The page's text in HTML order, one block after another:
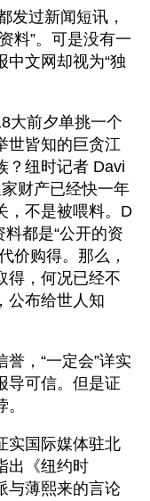
发过新闻短讯，
料”。可是没有一
中文网却视为“独
大前夕单挑一个
世皆知的巨贪江
？纽时记者 Davi
财产已经快一年
，不是被喂料。D
都是“公开的资
价购得。那么，
得，何况已经不
公布给世人知
，“一定会”详实
导可信。但是证
实国际媒体驻北
出《纽约时
与薄熙来的言论